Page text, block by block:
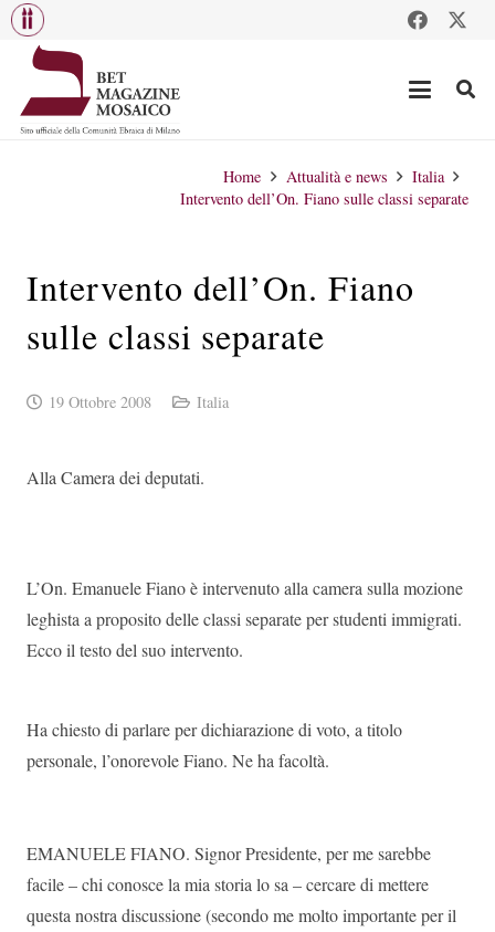
Home Attualità e news
Italia
Intervento dell’On. Fiano sulle classi separate
Intervento dell’On. Fiano
sulle classi separate
19 Ottobre 2008 Italia
Alla Camera dei deputati.
L’On. Emanuele Fiano è intervenuto alla camera sulla mozione
leghista a proposito delle classi separate per studenti immigrati.
Ecco il testo del suo intervento.
Ha chiesto di parlare per dichiarazione di voto, a titolo
personale, l’onorevole Fiano. Ne ha facoltà.
EMANUELE FIANO. Signor Presidente, per me sarebbe
facile – chi conosce la mia storia lo sa – cercare di mettere
questa nostra discussione (secondo me molto importante per il